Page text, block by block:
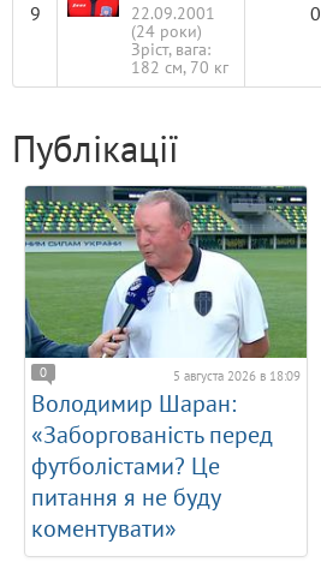
9
22.09.2001
(24 роки)
Зріст, вага:
182 см, 70 кг
0
Публікації
0 5 августа 2026 в 18:09
Володимир Шаран:
«Заборгованість перед
футболістами? Це
питання я не буду
коментувати»